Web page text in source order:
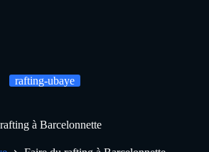
rafting-ubaye
à Barcelonnette